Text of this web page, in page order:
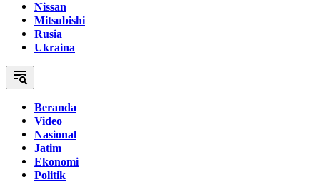
Nissan
Mitsubishi
Rusia
Ukraina
Beranda
Video
Nasional
Jatim
Ekonomi
Politik